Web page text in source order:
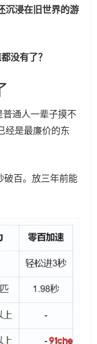
沉浸在旧世界的游
没有了？
通人一辈子摸不
经是最廉价的东
百。放三年前能